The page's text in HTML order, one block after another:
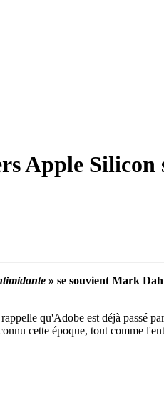
Apple Silicon
» se souvient Mark
qu'Adobe est déjà passé
cette époque, tout comme